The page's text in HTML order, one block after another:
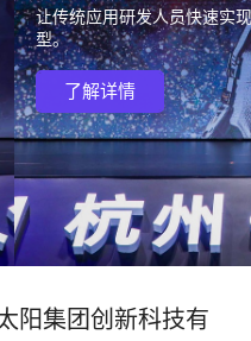
应用创新，加快企业数字化转
阳集团创新科技有